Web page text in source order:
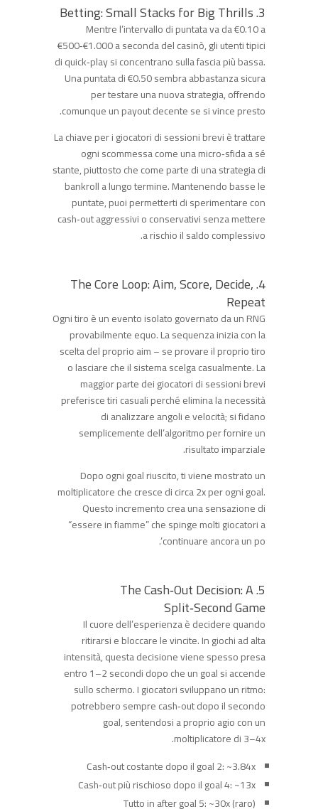
3. Betting: Small Stacks for Big Thrills
Mentre l’intervallo di puntata va da €0.10 a
€500‑€1.000 a seconda del casinò, gli utenti tipici
di quick‑play si concentrano sulla fascia più bassa.
Una puntata di €0.50 sembra abbastanza sicura
per testare una nuova strategia, offrendo
comunque un payout decente se si vince presto.
La chiave per i giocatori di sessioni brevi è trattare
ogni scommessa come una micro‑sfida a sé
stante, piuttosto che come parte di una strategia di
bankroll a lungo termine. Mantenendo basse le
puntate, puoi permetterti di sperimentare con
cash‑out aggressivi o conservativi senza mettere
a rischio il saldo complessivo.
4. The Core Loop: Aim, Score, Decide,
Repeat
Ogni tiro è un evento isolato governato da un RNG
provabilmente equo. La sequenza inizia con la
scelta del proprio aim – se provare il proprio tiro
o lasciare che il sistema scelga casualmente. La
maggior parte dei giocatori di sessioni brevi
preferisce tiri casuali perché elimina la necessità
di analizzare angoli e velocità; si fidano
semplicemente dell’algoritmo per fornire un
risultato imparziale.
Dopo ogni goal riuscito, ti viene mostrato un
moltiplicatore che cresce di circa 2x per ogni goal.
Questo incremento crea una sensazione di
“essere in fiamme” che spinge molti giocatori a
continuare ancora un po’.
5. The Cash‑Out Decision: A
Split‑Second Game
Il cuore dell’esperienza è decidere quando
ritirarsi e bloccare le vincite. In giochi ad alta
intensità, questa decisione viene spesso presa
entro 1–2 secondi dopo che un goal si accende
sullo schermo. I giocatori sviluppano un ritmo:
potrebbero sempre cash‑out dopo il secondo
goal, sentendosi a proprio agio con un
moltiplicatore di 3–4x.
Cash‑out costante dopo il goal 2: ~3.84x
Cash‑out più rischioso dopo il goal 4: ~13x
Tutto in after goal 5: ~30x (raro)